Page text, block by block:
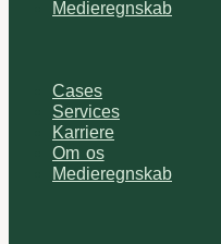
Medieregnskab
Cases
Services
Karriere
Om os
Medieregnskab